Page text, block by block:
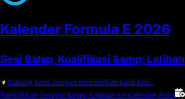
Kalender Formula E 2026
Sesi Balap, Kualifikasi &amp; Latihan
Dukung kami dengan membelikan kami kopi.
Tambahkan tanggal &amp; balapan ke Kalender Anda